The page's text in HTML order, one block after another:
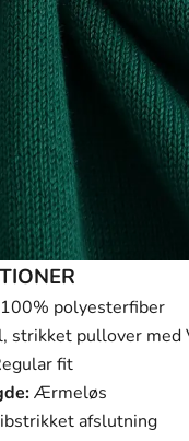
100% polyesterfiber
strikket pullover med
fit
Ærmeløs
afslutning